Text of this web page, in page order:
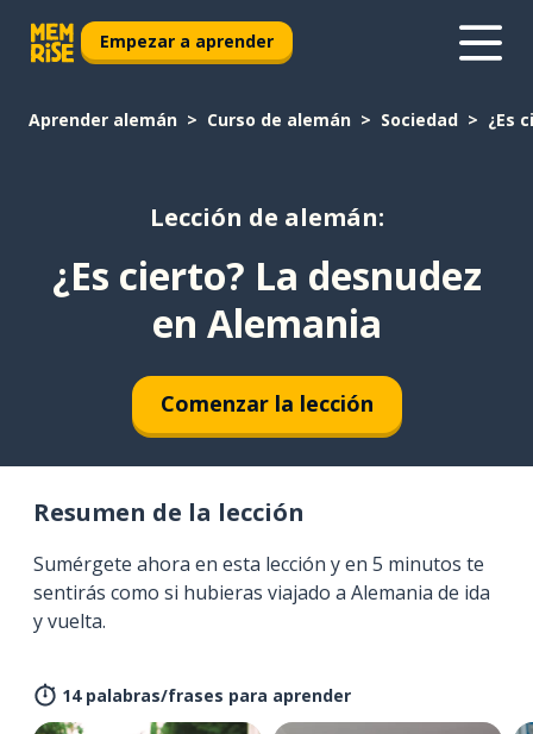
Empezar a aprender
Aprender alemán Curso de alemán Sociedad ¿Es
Lección de alemán:
¿Es cierto? La desnudez
en Alemania
Comenzar la lección
Resumen de la lección
Sumérgete ahora en esta lección y en 5 minutos te
sentirás como si hubieras viajado a Alemania de ida
y vuelta.
14 palabras/frases para aprender